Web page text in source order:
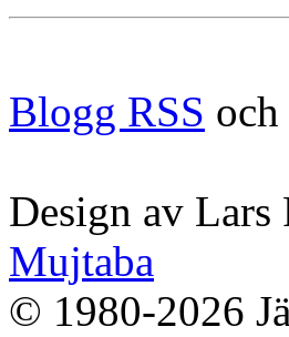
Blogg RSS och
Design av Lars
Mujtaba
© 1980-2026